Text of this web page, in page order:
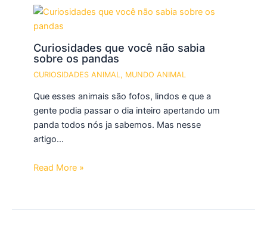
Curiosidades que você não sabia
sobre os pandas
CURIOSIDADES ANIMAL , MUNDO ANIMAL
Que esses animais são fofos, lindos e que a
gente podia passar o dia inteiro apertando um
panda todos nós ja sabemos. Mas nesse
artigo…
Read More »